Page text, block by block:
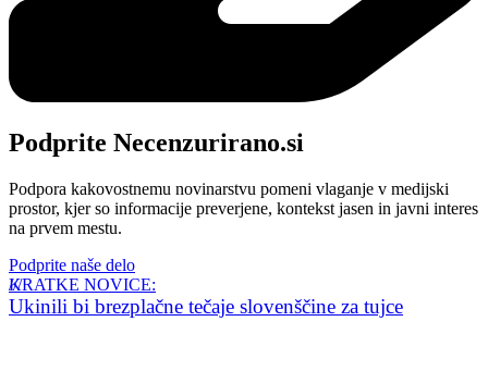
Podprite Necenzurirano.si
Podpora kakovostnemu novinarstvu pomeni vlaganje v medijski
prostor, kjer so informacije preverjene, kontekst jasen in javni interes
na prvem mestu.
Podprite naše delo
KRATKE NOVICE:
Ukinili bi brezplačne tečaje slovenščine za tujce